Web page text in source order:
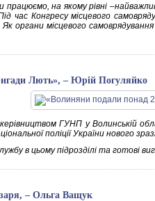
працюємо, на якому рівні
час Конгресу місцевого
органи місцевого
Лють», – Юрій Погуляйко
ГУНП у Волинській
поліції України нового
в цьому підрозділі та готові
– Ольга Ващук